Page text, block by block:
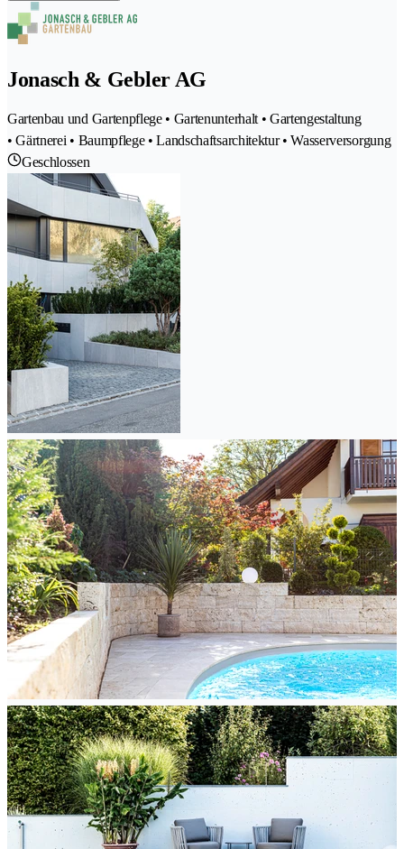
Jonasch & Gebler AG
Gartenbau und Gartenpflege • Gartenunterhalt • Gartengestaltung
• Gärtnerei • Baumpflege • Landschaftsarchitektur • Wasserversorgung
Geschlossen